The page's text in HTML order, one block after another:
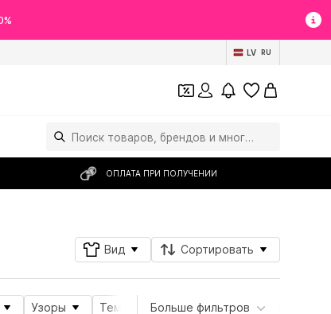
LV RU
ОПЛАТА ПРИ ПОЛУЧЕНИИ
Вид Сортировать
Узоры Тема Подробности
Больше фильтров